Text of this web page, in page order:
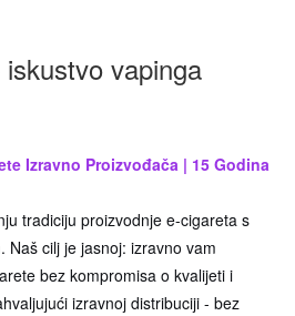
vapinga
Izravno Proizvođača | 15 Godina
tradiciju proizvodnje e-cigareta s
Naš cilj je jasnoj: izravno vam
bez kompromisa o kvalijeti i
izravnoj distribuciji - bez